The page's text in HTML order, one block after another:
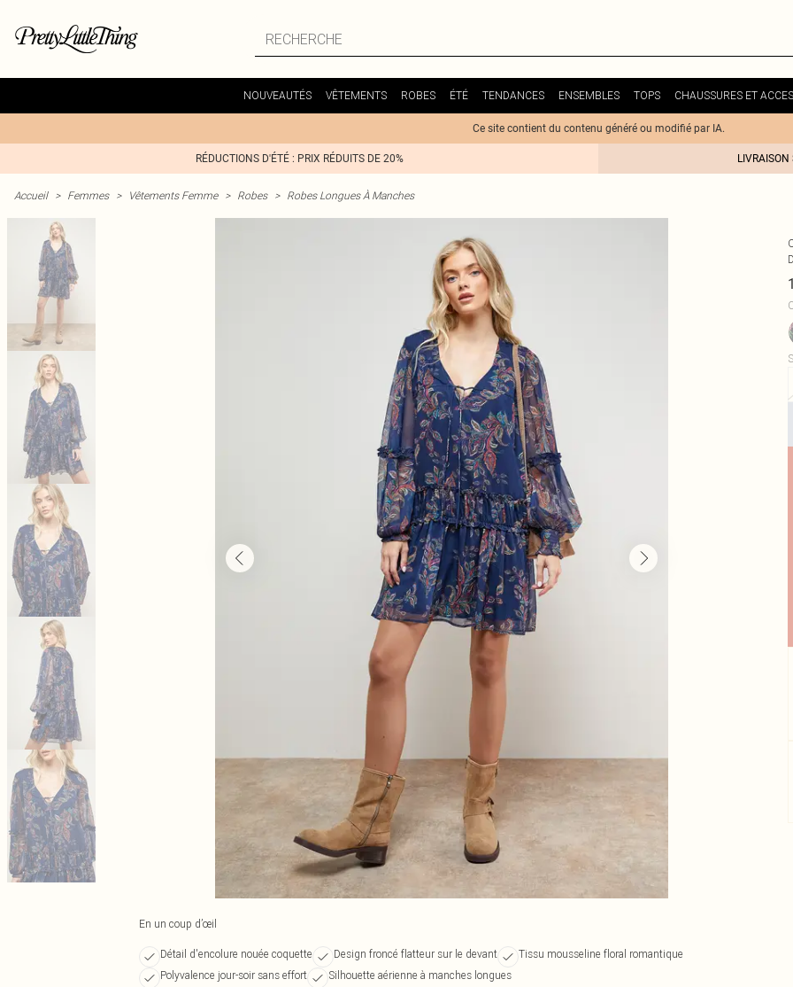
NOUVEAUTÉS VÊTEMENTS ROBES ÉTÉ TENDANCES ENSEMBLES TOPS CHAUSSURES ET
Ce site contient du contenu généré ou modifié par IA.
RÉDUCTIONS D'ÉTÉ : PRIX RÉDUITS DE 20%
Accueil > Femmes > Vêtements Femme > Robes > Robes Longues À Manches
En un coup d’œil
Détail d'encolure nouée coquette Design froncé flatteur sur le devant
Tissu mousseline floral romantique
Polyvalence jour-soir sans effort
Silhouette aérienne à manches longues